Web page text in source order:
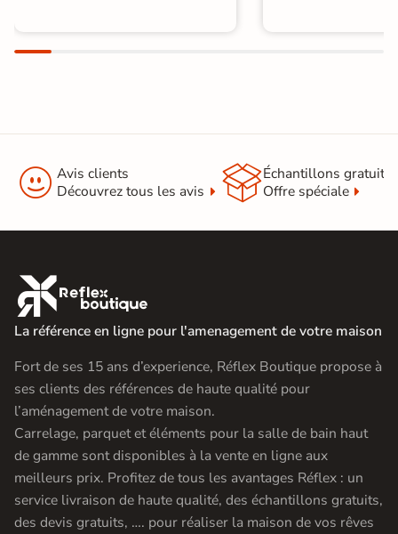
 Avis clients
Découvrez tous les avis
Échantillons gratuit
Offre spéciale

La référence en ligne pour l'amenagement de votre maison
Fort de ses 15 ans d’experience, Réflex Boutique propose à
ses clients des références de haute qualité pour
l’aménagement de votre maison.
Carrelage, parquet et éléments pour la salle de bain haut
de gamme sont disponibles à la vente en ligne aux
meilleurs prix. Profitez de tous les avantages Réflex : un
service livraison de haute qualité, des échantillons gratuits,
des devis gratuits, …. pour réaliser la maison de vos rêves